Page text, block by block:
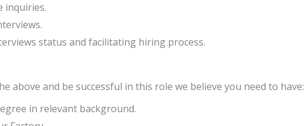
inquiries.
status and facilitating hiring process.
above and be successful in this role we believe you need to have:
in relevant background.